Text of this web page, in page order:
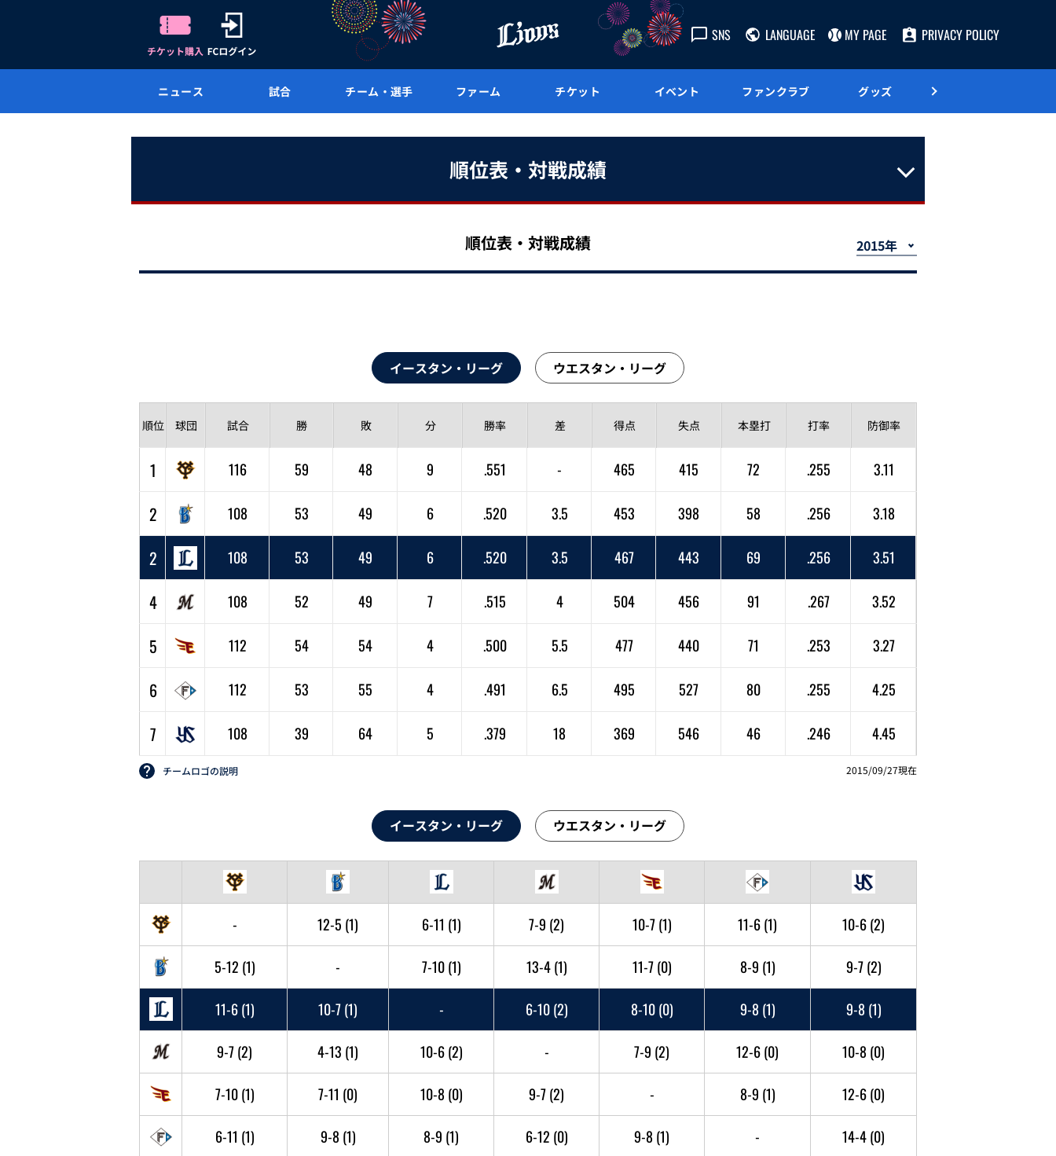
SNS LANGUAGE MY PAGE PRIVACY POLICY
ニュース 試合 チーム・選手 ファーム チケット イベント ファンクラブ グッズ
順位表・対戦成績
順位表・対戦成績
イースタン・リーグ ウエスタン・リーグ
順位 球団 試合 勝 敗 分 勝率 差 得点 失点 本塁打 打率 防御率
1 116 59 48 9 .551 - 465 415 72 .255 3.11
2 108 53 49 6 .520 3.5 453 398 58 .256 3.18
2 108 53 49 6 .520 3.5 467 443 69 .256 3.51
4 108 52 49 7 .515 4 504 456 91 .267 3.52
5 112 54 54 4 .500 5.5 477 440 71 .253 3.27
6 112 53 55 4 .491 6.5 495 527 80 .255 4.25
7 108 39 64 5 .379 18 369 546 46 .246 4.45
チームロゴの説明 2015/09/27現在
イースタン・リーグ ウエスタン・リーグ
- 12-5 (1) 6-11 (1) 7-9 (2) 10-7(1) 11-6(1) 10-6(2)
5-12 (1) - 7-10(1) 13-4(1) 11-7(0) 8-9 (1) 9-7(2)
11-6(1) 10-7(1) - 6-10(2) 8-10(0) 9-8 (1) 9-8 (1)
9-7(2) 4-13 (1) 10-6(2) - 7-9 (2) 12-6(0) 10-8 (0)
7-10(1) 7-11 (0) 10-8 (0) 9-7(2) - 8-9 (1) 12-6(0)
6-11 (1) 9-8 (1) 8-9 (1) 6-12 (0) 9-8 (1) - 14-4(0)